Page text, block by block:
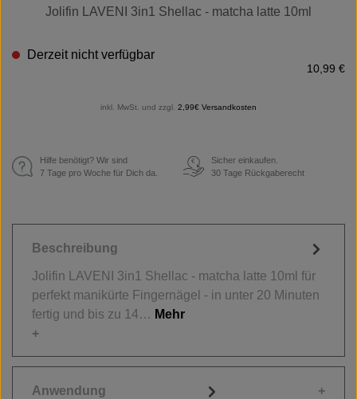
Jolifin LAVENI 3in1 Shellac - matcha latte 10ml
Derzeit nicht verfügbar
10,99 €
inkl. MwSt. und zzgl. 2,99€ Versandkosten
Hilfe benötigt? Wir sind
7 Tage pro Woche für Dich da.
€
Sicher einkaufen.
30 Tage Rückgaberecht
Beschreibung
Jolifin LAVENI 3in1 Shellac - matcha latte 10ml für
perfekt manikürte Fingernägel - in unter 20 Minuten
fertig und bis zu 14… Mehr
Anwendung